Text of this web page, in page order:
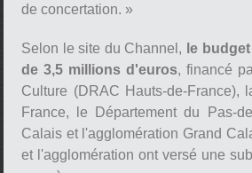
de concertation. »
Selon le site du Channel, le
de 3,5 millions d'euros, financé
Culture (DRAC Hauts-de-France),
France, le Département du Pas-
Calais et l'agglomération Grand
et l'agglomération ont versé une